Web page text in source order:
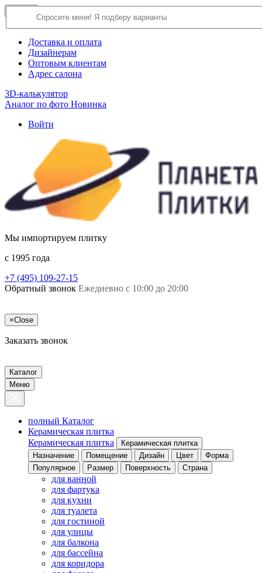
О компании
Доставка и оплата
Дизайнерам
Оптовым клиентам
Адрес салона
3D-калькулятор
Аналог по фото Новинка
Войти
Мы импортируем плитку
c 1995 года
+7 (495) 109-27-15
Обратный звонок Ежедневно с 10:00 до 20:00
×Close
Заказать звонок
Каталог
Меню
полный Каталог
Керамическая плитка
Керамическая плитка
Керамическая плитка
Назначение
Помещение Дизайн Цвет
Форма
Популярное
Размер Поверхность Страна
для ванной
для фартука
для кухни
для туалета
для гостиной
для улицы
для балкона
для бассейна
для коридора